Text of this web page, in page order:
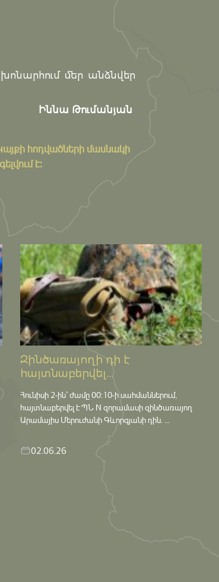
մեր անձնվեր
Իննա Թումանյան
հոդվածների մասնակի
է:
Զինծառայողի դի է
հայտնաբերվել...
Հունիսի 2-ին՝ ժամը 00:10-ի սահմաններում,
հայտնաբերվել է ՊՆ N զորամասի զինծառայող
Արամայիս Մերուժանի Գևորգյանի դին. ...
02.06.26